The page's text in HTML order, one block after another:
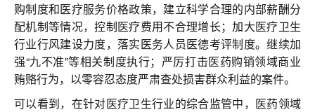
购制度和医疗服务价格政策，建立科学合理的内部薪酬分
配机制等情况，控制医疗费用不合理增长；加大医疗卫生
行业行风建设力度，落实医务人员医德考评制度。继续加
强“九不准”等相关制度执行；严厉打击医药购销领域商业
贿赂行为，以零容忍态度严肃查处损害群众利益的案件。
可以看到，在针对医疗卫生行业的综合监管中，医药领域